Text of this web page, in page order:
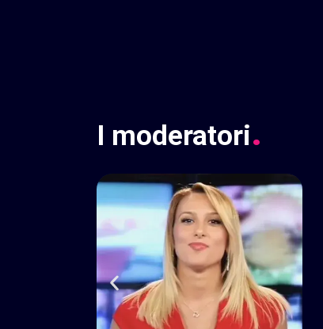
I moderatori.